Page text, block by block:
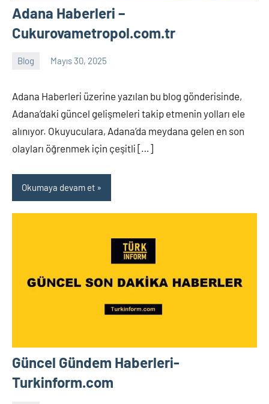
Adana Haberleri –
Cukurovametropol.com.tr
Blog Mayıs 30, 2025
Tukav
Yorum
Adana Haberleri üzerine yazılan bu blog gönderisinde,
Adana’daki güncel gelişmeleri takip etmenin yolları ele
alınıyor. Okuyuculara, Adana’da meydana gelen en son
olayları öğrenmek için çeşitli […]
Okumaya devam et
Güncel Gündem Haberleri-
Turkinform.com